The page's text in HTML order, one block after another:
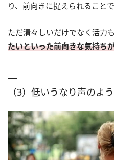
り、前向きに捉えられることで
ただ清々しいだけでなく活力も
たいといった前向きな気持ち
（3）低いうなり声のよ